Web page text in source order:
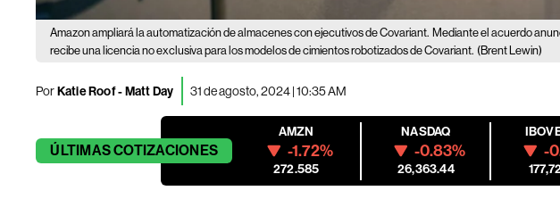
Amazon ampliará la automatización de almacenes con ejecutivos de Covariant. Mediante el acuerdo
recibe una licencia no exclusiva para los modelos de cimientos robotizados de Covariant. (Brent Lewin)
PorKatie Roof - Matt Day 31 de agosto, 2024 | 10:35 AM
ÚLTIMASCOTIZACIONES
AMZN
-1.72%
272.585
NASDAQ
-0.83%
26,363.44
-